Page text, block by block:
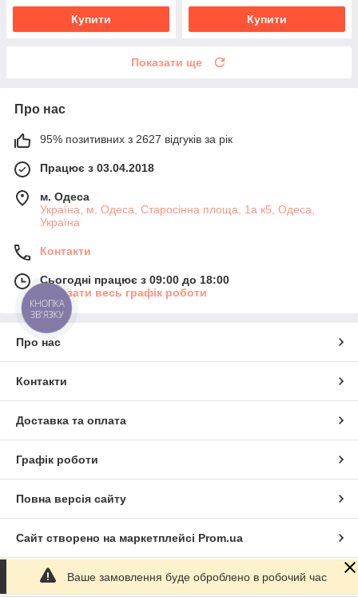
Купити Купити
Показати ще
Про нас
95% позитивних з 2627 відгуків за рік
Працює з 03.04.2018
м. Одеса
Україна, м. Одеса, Старосінна площа, 1а к5, Одеса,
Україна
Контакти
Сьогодні працює з 09:00 до 18:00
Показати весь графік роботи
Про нас
Контакти
Доставка та оплата
Графік роботи
Повна версія сайту
Сайт створено на маркетплейсі Prom.ua
Політика конфіденційності
Ваше замовлення буде оброблено в робочий час
КНОПКА
ЗВ'ЯЗКУ